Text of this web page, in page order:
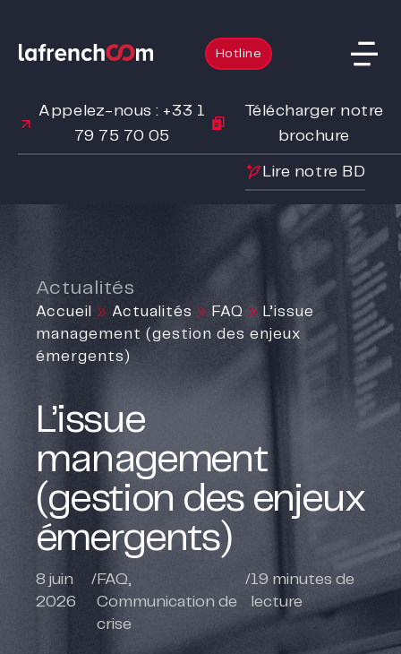
Hotline
Appelez-nous : +33 1
79 75 70 05
Télécharger notre
brochure
Lire notre BD
Actualités
Accueil » Actualités » FAQ » L’issue
management (gestion des enjeux
émergents)
L’issue
management
(gestion des enjeux
émergents)
8 juin
2026
/FAQ,
Communication de
crise
/19 minutes de
lecture